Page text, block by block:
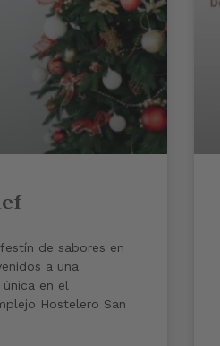
de sabores en
a una
en el
Hostelero San